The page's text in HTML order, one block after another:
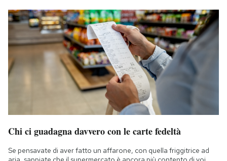
Chi ci guadagna davvero con le carte fedeltà
Se pensavate di aver fatto un affarone, con quella friggitrice ad